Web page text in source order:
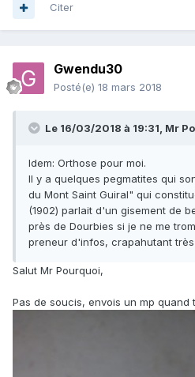
Citer
Gwendu30
Posté(e) 18 mars 2018
Le 16/03/2018 à 19:31, Mr
Idem: Orthose pour moi.
Il y a quelques pegmatites qui
du Mont Saint Guiral" qui
(1902) parlait d'un gisement de
près de Dourbies si je ne me
preneur d'infos, crapahutant
Salut Mr Pourquoi,
Pas de soucis, envois un mp quand